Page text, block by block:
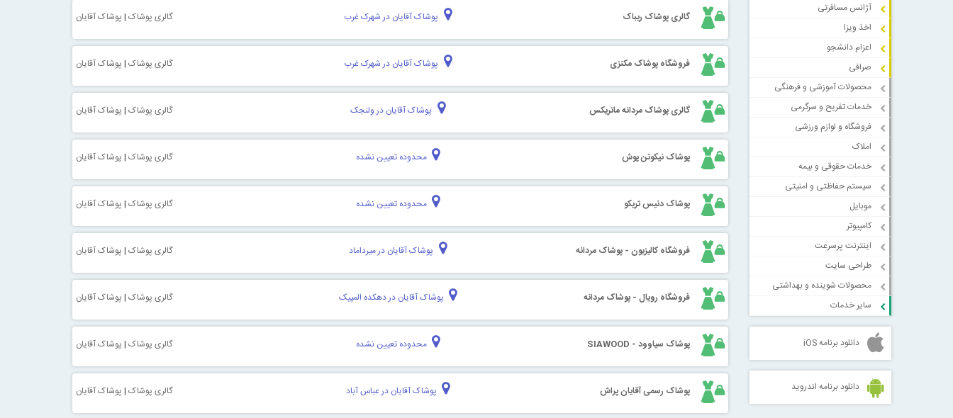
آژانس مسافرتی
اخذ ویزا
اعزام دانشجو
صرافی
محصولات آموزشی و فرهنگی
خدمات تفریح و سرگرمی
فروشگاه و لوازم ورزشی
املاک
خدمات حقوقی و بیمه
سیستم حفاظتی و امنیتی
موبایل
کامپیوتر
اینترنت پرسرعت
طراحی سایت
محصولات شوینده و بهداشتی
سایر خدمات
دانلود برنامه iOS
دانلود برنامه اندروید
گالری پوشاک ریباک پوشاک آقایان در شهرک غرب گالری پوشاک| پوشاک آقایان
فروشگاه پوشاک مکنزی پوشاک آقایان در شهرک غرب گالری پوشاک| پوشاک آقایان
گالری پوشاک مردانه ماتریکس پوشاک آقایان در ولنجک گالری پوشاک| پوشاک آقایان
پوشاک نیکوتن پوش محدوده تعیین نشده گالری پوشاک| پوشاک آقایان
پوشاک دنیس تریکو محدوده تعیین نشده گالری پوشاک| پوشاک آقایان
فروشگاه کالیزیون - پوشاک مردانه پوشاک آقایان در میرداماد گالری پوشاک| پوشاک آقایان
فروشگاه رویال - پوشاک مردانه پوشاک آقایان در دهکده المپیک گالری پوشاک| پوشاک آقایان
پوشاک سیاوود - SIAWOOD محدوده تعیین نشده گالری پوشاک| پوشاک آقایان
پوشاک رسمی آقایان پراش پوشاک آقایان در عباس آباد گالری پوشاک| پوشاک آقایان